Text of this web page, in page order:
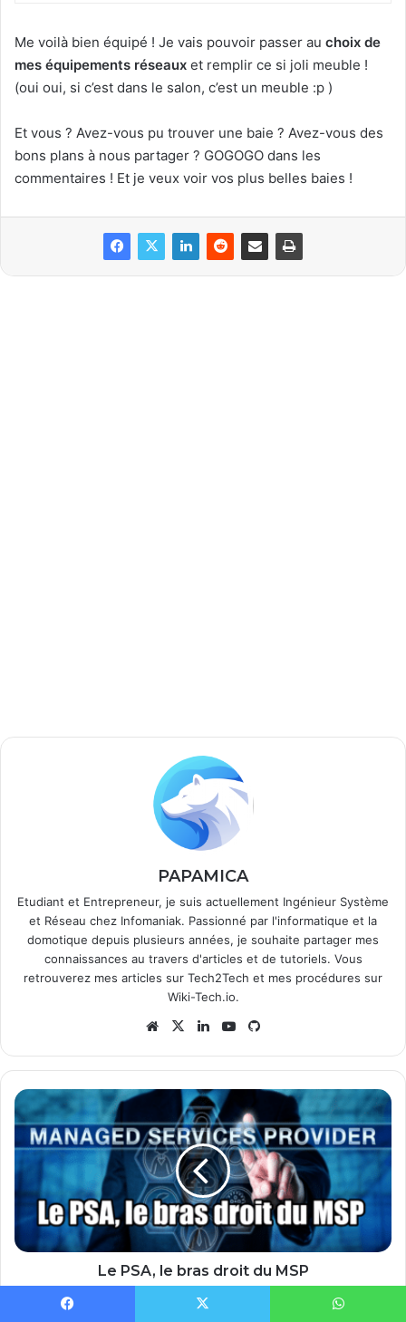
Me voilà bien équipé ! Je vais pouvoir passer au choix de
mes équipements réseaux et remplir ce si joli meuble !
(oui oui, si c’est dans le salon, c’est un meuble :p )
Et vous ? Avez-vous pu trouver une baie ? Avez-vous des
bons plans à nous partager ? GOGOGO dans les
commentaires ! Et je veux voir vos plus belles baies !
PAPAMICA
Etudiant et Entrepreneur, je suis actuellement Ingénieur Système
et Réseau chez Infomaniak. Passionné par l'informatique et la
domotique depuis plusieurs années, je souhaite partager mes
connaissances au travers d'articles et de tutoriels. Vous
retrouverez mes articles sur Tech2Tech et mes procédures sur
Wiki-Tech.io.
Website
X LinkedinYouTube
Le
PSA,
bras
droit
du
MSP
Le PSA, le bras droit du MSP